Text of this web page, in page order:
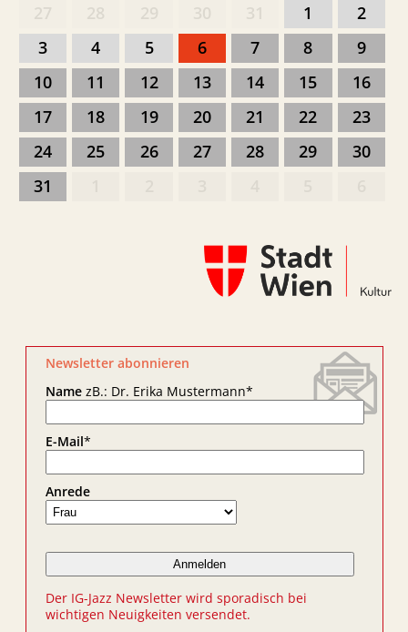
1
2
3
4 5 6 7 8
9
10
11 12 13 14 15
16
17
18 19 20 21 22
23
24
25 26 27 28 29
30
31
Newsletter abonnieren
NamezB.: Dr. Erika Mustermann*
E-Mail*
Anrede
Der IG-Jazz Newsletter wird sporadisch bei
wichtigen Neuigkeiten versendet.